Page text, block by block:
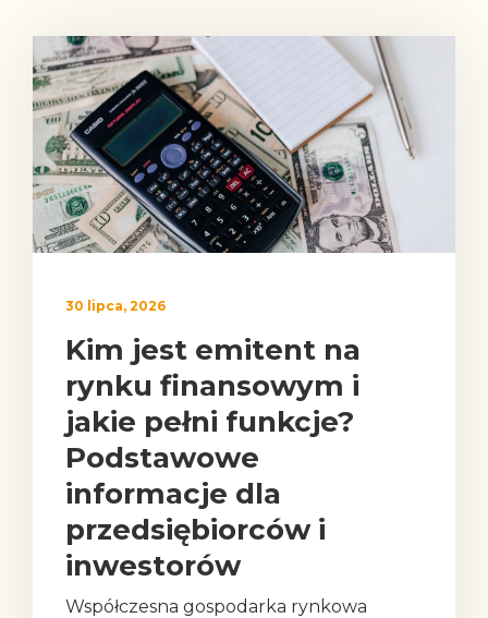
30 lipca, 2026
Kim jest emitent na
rynku finansowym i
jakie pełni funkcje?
Podstawowe
informacje dla
przedsiębiorców i
inwestorów
Współczesna gospodarka rynkowa